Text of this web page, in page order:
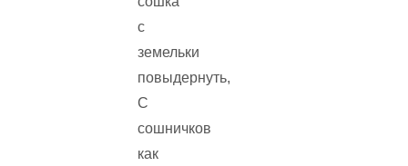
с
земельки
повыдернуть,
С
сошничков
как